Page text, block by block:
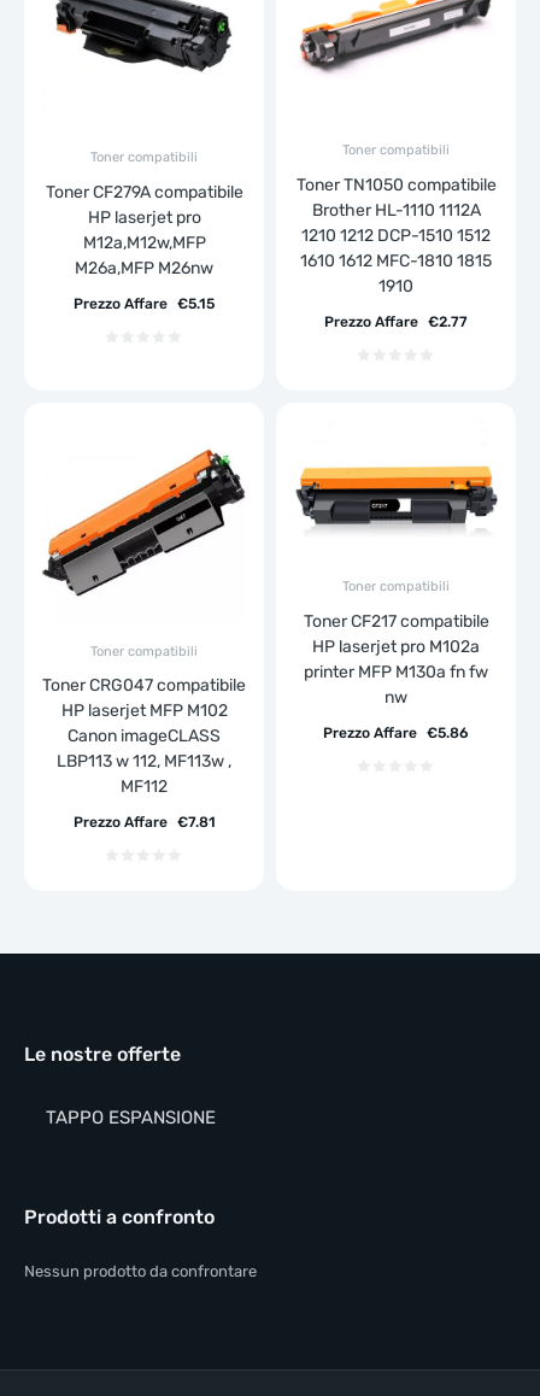
Toner compatibili
Toner CF279A compatibile
HP laserjet pro
M12a,M12w,MFP
M26a,MFP M26nw
€5.15
Prezzo Affare
Toner compatibili
Toner TN1050 compatibile
Brother HL-1110 1112A
1210 1212 DCP-1510 1512
1610 1612 MFC-1810 1815
1910
€2.77
Prezzo Affare
Toner compatibili
Toner CRG047 compatibile
HP laserjet MFP M102
Canon imageCLASS
LBP113 w 112, MF113w ,
MF112
€7.81
Prezzo Affare
Toner compatibili
Toner CF217 compatibile
HP laserjet pro M102a
printer MFP M130a fn fw
nw
€5.86
Prezzo Affare
Le nostre offerte
TAPPO ESPANSIONE
Prodotti a confronto
Nessun prodotto da confrontare